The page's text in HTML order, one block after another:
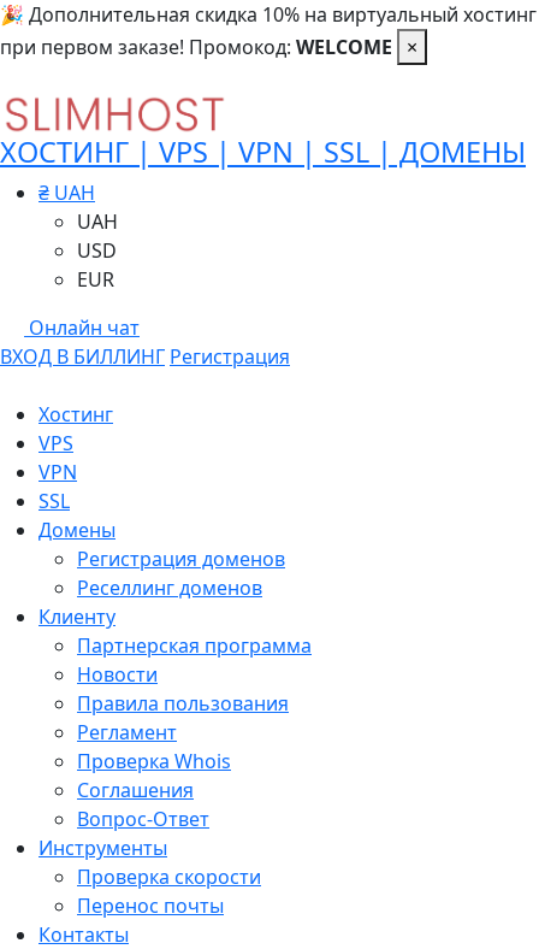
🎉 Дополнительная скидка 10% на виртуальный хостинг
при первом заказе! Промокод: WELCOME ×
ХОСТИНГ | VPS | VPN | SSL | ДОМЕНЫ
₴ UAH
UAH
USD
EUR
Онлайн чат
ВХОД В БИЛЛИНГ Регистрация
Хостинг
VPS
VPN
SSL
Домены
Регистрация доменов
Реселлинг доменов
Клиенту
Партнерская программа
Новости
Правила пользования
Регламент
Проверка Whois
Соглашения
Вопрос-Ответ
Инструменты
Проверка скорости
Перенос почты
Контакты